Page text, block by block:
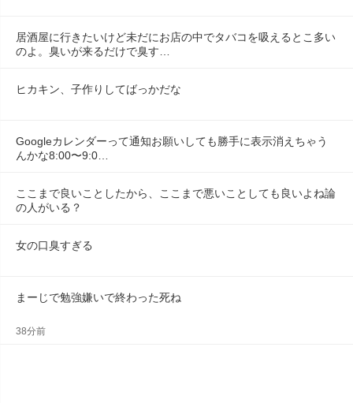
居酒屋に行きたいけど未だにお店の中でタバコを吸えるとこ多い
のよ。臭いが来るだけで臭す…
ヒカキン、子作りしてばっかだな
Googleカレンダーって通知お願いしても勝手に表示消えちゃう
んかな8:00〜9:0…
ここまで良いことしたから、ここまで悪いことしても良いよね論
の人がいる？
女の口臭すぎる
まーじで勉強嫌いで終わった死ね
38分前